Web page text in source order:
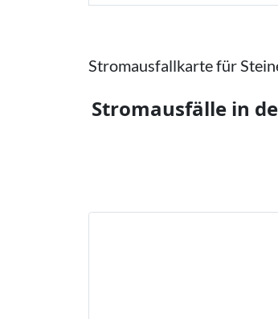
Stromausfallkarte für
Stromausfälle in